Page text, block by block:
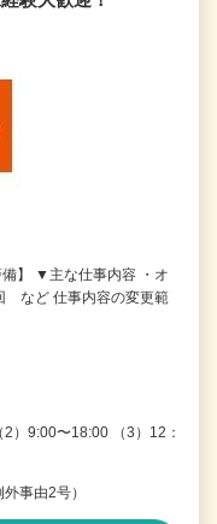
備】 ▼主な仕事内容 ・オ
など 仕事内容の変更範
）9:00〜18:00 （3）12：
事由2号）